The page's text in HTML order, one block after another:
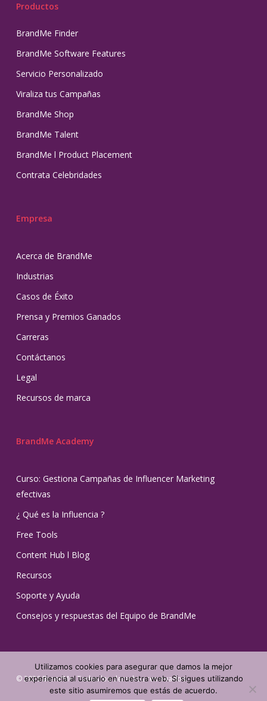
Productos
BrandMe Finder
BrandMe Software Features
Servicio Personalizado
Viraliza tus Campañas
BrandMe Shop
BrandMe Talent
BrandMe l Product Placement
Contrata Celebridades
Empresa
Acerca de BrandMe
Industrias
Casos de Éxito
Prensa y Premios Ganados
Carreras
Contáctanos
Legal
Recursos de marca
BrandMe Academy
Curso: Gestiona Campañas de Influencer Marketing
efectivas
¿ Qué es la Influencia ?
Free Tools
Content Hub l Blog
Recursos
Soporte y Ayuda
Consejos y respuestas del Equipo de BrandMe
© 2026 BrandMe. Todos los derechos reservados.
Utilizamos cookies para asegurar que damos la mejor
experiencia al usuario en nuestra web. Si sigues utilizando
este sitio asumiremos que estás de acuerdo.